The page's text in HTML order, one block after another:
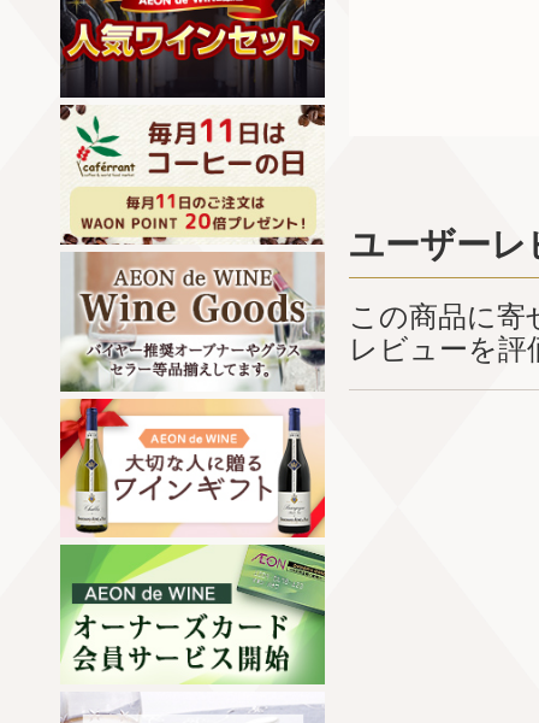
ユーザーレ
この商品に
レビューを評